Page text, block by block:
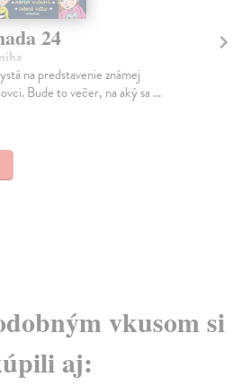
24
na predstavenie známej
Bude to večer, na aký sa ...
vkusom si
aj: